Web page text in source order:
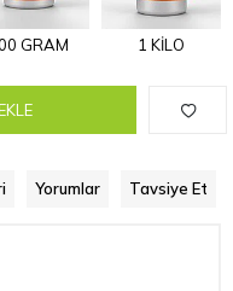
GRAM 1 KİLO
Yorumlar Tavsiye Et